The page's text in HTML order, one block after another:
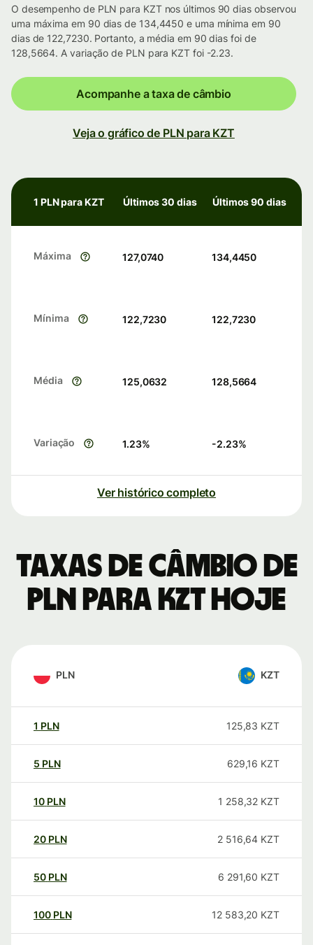
O desempenho de PLN para KZT nos últimos 90 dias observou
uma máxima em 90 dias de 134,4450 e uma mínima em 90
dias de 122,7230. Portanto, a média em 90 dias foi de
128,5664. A variação de PLN para KZT foi -2.23.
Acompanhe a taxa de câmbio
Veja o gráfico de PLN para KZT
1 PLN para KZT Últimos 30 dias Últimos 90 dias
Máxima 127,0740 134,4450
Mínima 122,7230 122,7230
Média 125,0632 128,5664
Variação 1.23% -2.23%
Ver histórico completo
Taxas de câmbio de
PLN para KZT hoje
PLN KZT
1 PLN 125,83 KZT
5 PLN 629,16 KZT
10 PLN 1 258,32 KZT
20 PLN 2 516,64 KZT
50 PLN 6 291,60 KZT
100 PLN 12 583,20 KZT